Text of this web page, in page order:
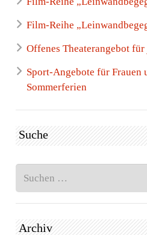
Film-Reihe
Offenes Theaterangebot
Sport-Angebote für Frauen
Sommerferien
Suche
Suchen
nach:
Archiv